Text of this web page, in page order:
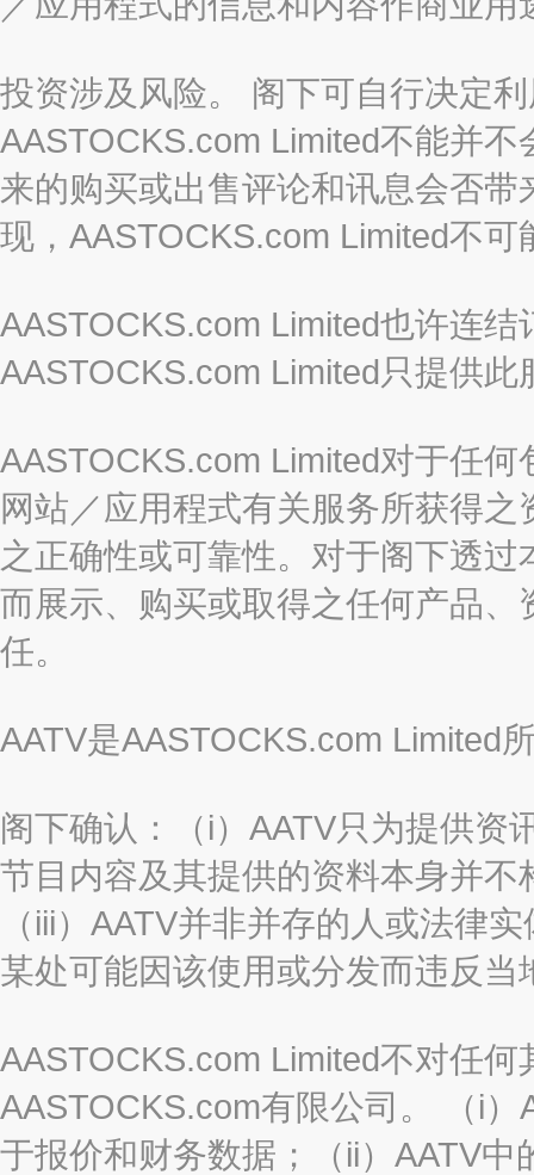
投资涉及风险。 阁下可自行决定
AASTOCKS.com Limited不能并
来的购买或出售评论和讯息会否
现，AASTOCKS.com Limited不
AASTOCKS.com Limited也许连
AASTOCKS.com Limited只提供
AASTOCKS.com Limited对于任
网站／应用程式有关服务所获得
之正确性或可靠性。对于阁下透
而展示、购买或取得之任何产品
任。
AATV是AASTOCKS.com Limited
阁下确认：（i）AATV只为提供资
节目内容及其提供的资料本身并
（iii）AATV并非并存的人或法律
某处可能因该使用或分发而违反当
AASTOCKS.com Limited不对任
AASTOCKS.com有限公司。 （i
于报价和财务数据；（ii）AATV